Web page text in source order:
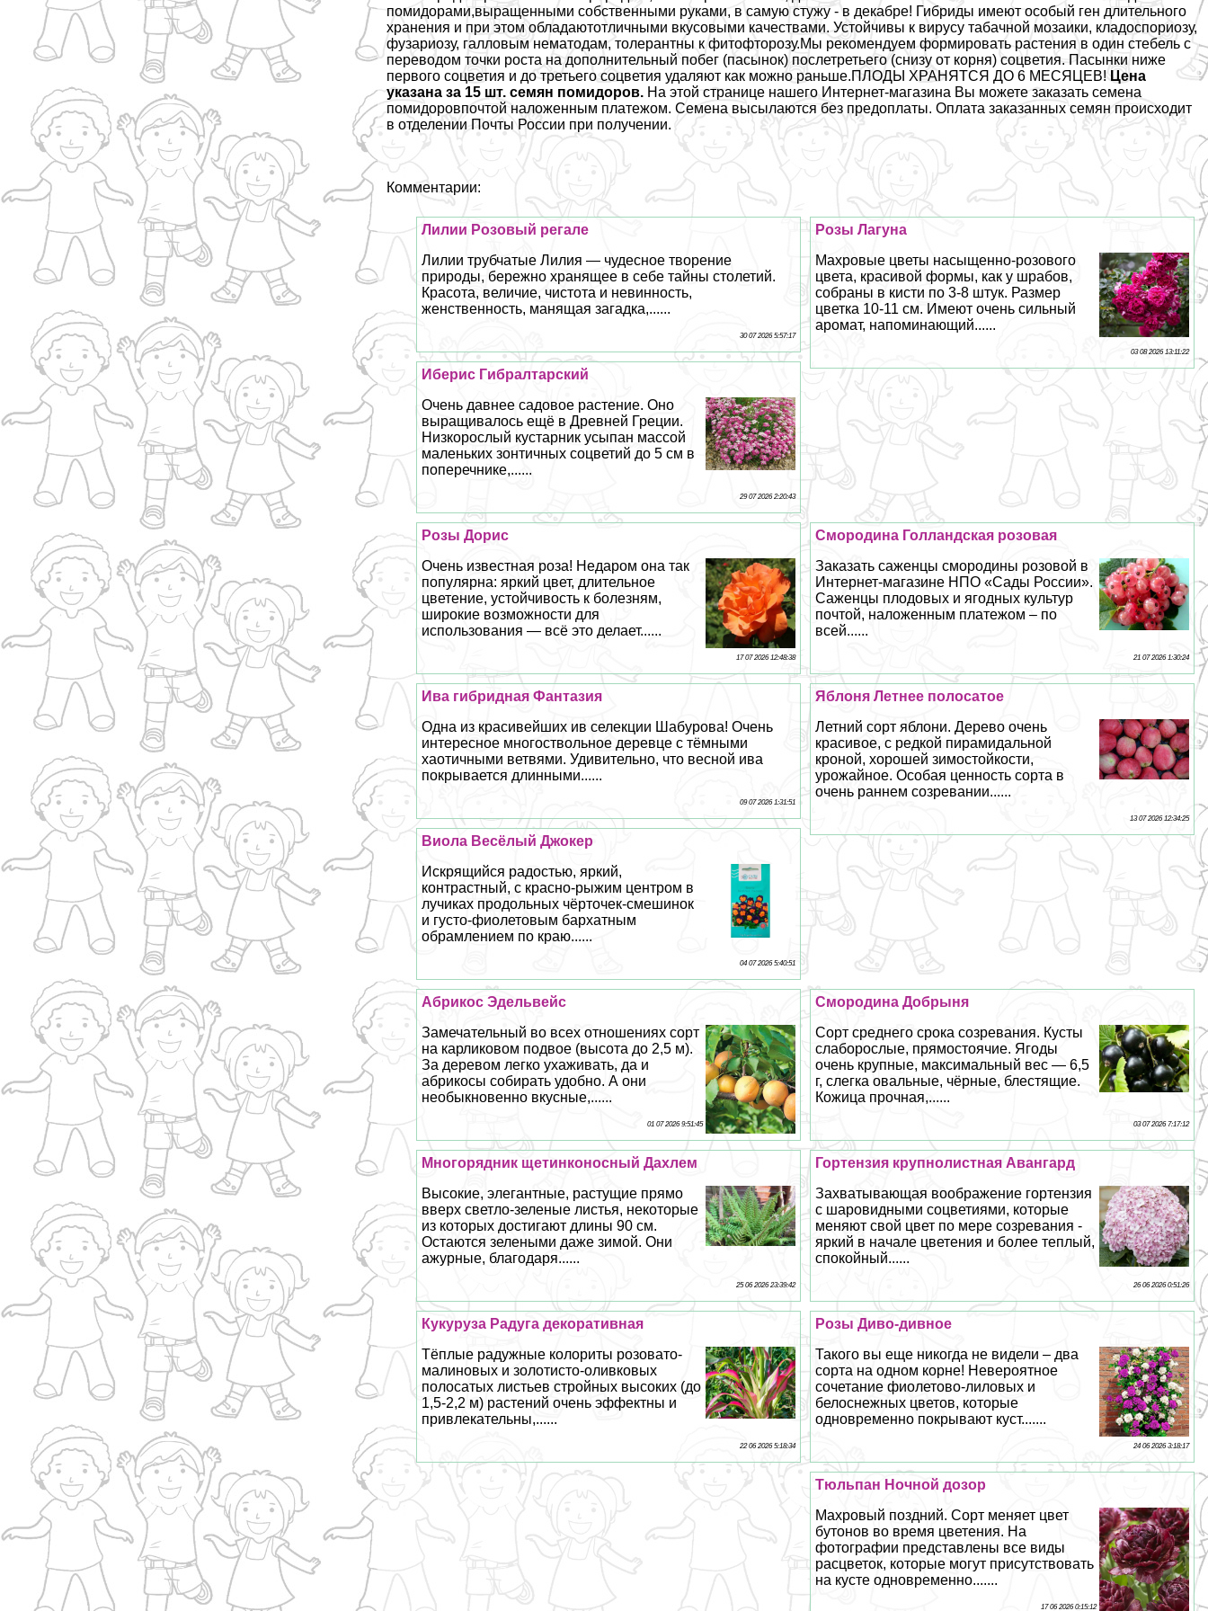
помидорами,выращенными собственными руками, в самую стужу - в декабре! Гибриды имеют особый ген длительного
хранения и при этом обладаютотличными вкусовыми качествами. Устойчивы к вирусу табачной мозаики, кладоспориозу,
фузариозу, галловым нематодам, толерантны к фитофторозу.Мы рекомендуем формировать растения в один стебель с
переводом точки роста на дополнительный побег (пасынок) послетретьего (снизу от корня) соцветия. Пасынки ниже
первого соцветия и до третьего соцветия удаляют как можно раньше.ПЛОДЫ ХРАНЯТСЯ ДО 6 МЕСЯЦЕВ!Цена
указана за 15 шт. семян помидоров. На этой странице нашего Интернет-магазина Вы можете заказать семена
помидоровпочтой наложенным платежом. Семена высылаются без предоплаты. Оплата заказанных семян происходит
в отделении Почты России при получении.
Комментарии:
Розы Лагуна
Махровые цветы насыщенно-розового
цвета, красивой формы, как у шрабов,
собраны в кисти по 3-8 штук. Размер
цветка 10-11 см. Имеют очень сильный
аромат, напоминающий......
03 08 2026 13:11:22
Лилии Розовый регале
Лилии трубчатые Лилия — чудесное творение
природы, бережно хранящее в себе тайны столетий.
Красота, величие, чистота и невинность,
женственность, манящая загадка,......
30 07 2026 5:57:17
Иберис Гибралтарский
Очень давнее садовое растение. Оно
выращивалось ещё в Древней Греции.
Низкорослый кустарник усыпан массой
маленьких зонтичных соцветий до 5 см в
поперечнике,......
29 07 2026 2:20:43
Смородина Голландская розовая
Заказать саженцы смородины розовой в
Интернет-магазине НПО «Сады России».
Саженцы плодовых и ягодных культур
почтой, наложенным платежом – по
всей......
21 07 2026 1:30:24
Розы Дорис
Очень известная роза! Недаром она так
популярна: яркий цвет, длительное
цветение, устойчивость к болезням,
широкие возможности для
использования — всё это делает......
17 07 2026 12:48:38
Яблоня Летнее полосатое
Летний сорт яблони. Дерево очень
красивое, с редкой пирамидальной
кроной, хорошей зимостойкости,
урожайное. Особая ценность сорта в
очень раннем созревании......
13 07 2026 12:34:25
Ива гибридная Фантазия
Одна из красивейших ив селекции Шабурова! Очень
интересное многоствольное деревце с тёмными
хаотичными ветвями. Удивительно, что весной ива
покрывается длинными......
09 07 2026 1:31:51
Виола Весёлый Джокер
Искрящийся радостью, яркий,
контрастный, с красно-рыжим центром в
лучиках продольных чёрточек-смешинок
и густо-фиолетовым бархатным
обрамлением по краю......
04 07 2026 5:40:51
Смородина Добрыня
Сорт среднего срока созревания. Кусты
слаборослые, прямостоячие. Ягоды
очень крупные, максимальный вес — 6,5
г, слегка овальные, чёрные, блестящие.
Кожица прочная,......
03 07 2026 7:17:12
Абрикос Эдельвейс
Замечательный во всех отношениях сорт
на карликовом подвое (высота до 2,5 м).
За деревом легко ухаживать, да и
абрикосы собирать удобно. А они
необыкновенно вкусные,......
01 07 2026 9:51:45
Гортензия крупнолистная Авангард
Захватывающая воображение гортензия
с шаровидными соцветиями, которые
меняют свой цвет по мере созревания -
яркий в начале цветения и более теплый,
спокойный......
26 06 2026 0:51:26
Многорядник щетинконосный Дахлем
Высокие, элегантные, растущие прямо
вверх светло-зеленые листья, некоторые
из которых достигают длины 90 см.
Остаются зелеными даже зимой. Они
ажурные, благодаря......
25 06 2026 23:39:42
Розы Диво-дивное
Такого вы еще никогда не видели – два
сорта на одном корне! Невероятное
сочетание фиолетово-лиловых и
белоснежных цветов, которые
одновременно покрывают куст.......
24 06 2026 3:18:17
Кукуруза Радуга декоративная
Тёплые радужные колориты розовато-
малиновых и золотисто-оливковых
полосатых листьев стройных высоких (до
1,5-2,2 м) растений очень эффектны и
привлекательны,......
22 06 2026 5:18:34
Тюльпан Ночной дозор
Махровый поздний. Сорт меняет цвет
бутонов во время цветения. На
фотографии представлены все виды
расцветок, которые могут присутствовать
на кусте одновременно.......
17 06 2026 0:15:12